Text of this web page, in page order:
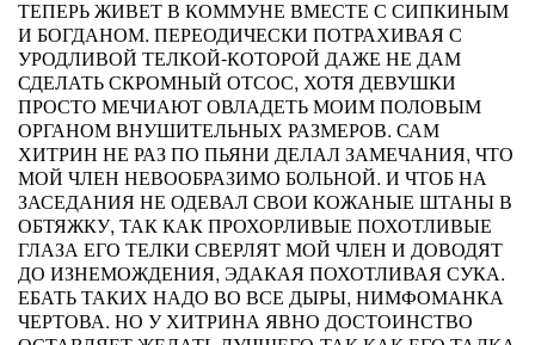
ТЕПЕРЬ ЖИВЕТ В КОММУНЕ ВМЕСТЕ С СИПКИНЫМ
И БОГДАНОМ. ПЕРЕОДИЧЕСКИ ПОТРАХИВАЯ С
УРОДЛИВОЙ ТЕЛКОЙ-КОТОРОЙ ДАЖЕ НЕ ДАМ
СДЕЛАТЬ СКРОМНЫЙ ОТСОС, ХОТЯ ДЕВУШКИ
ПРОСТО МЕЧИАЮТ ОВЛАДЕТЬ МОИМ ПОЛОВЫМ
ОРГАНОМ ВНУШИТЕЛЬНЫХ РАЗМЕРОВ. САМ
ХИТРИН НЕ РАЗ ПО ПЬЯНИ ДЕЛАЛ ЗАМЕЧАНИЯ, ЧТО
МОЙ ЧЛЕН НЕВООБРАЗИМО БОЛЬНОЙ. И ЧТОБ НА
ЗАСЕДАНИЯ НЕ ОДЕВАЛ СВОИ КОЖАНЫЕ ШТАНЫ В
ОБТЯЖКУ, ТАК КАК ПРОХОРЛИВЫЕ ПОХОТЛИВЫЕ
ГЛАЗА ЕГО ТЕЛКИ СВЕРЛЯТ МОЙ ЧЛЕН И ДОВОДЯТ
ДО ИЗНЕМОЖДЕНИЯ, ЭДАКАЯ ПОХОТЛИВАЯ СУКА.
ЕБАТЬ ТАКИХ НАДО ВО ВСЕ ДЫРЫ, НИМФОМАНКА
ЧЕРТОВА. НО У ХИТРИНА ЯВНО ДОСТОИНСТВО